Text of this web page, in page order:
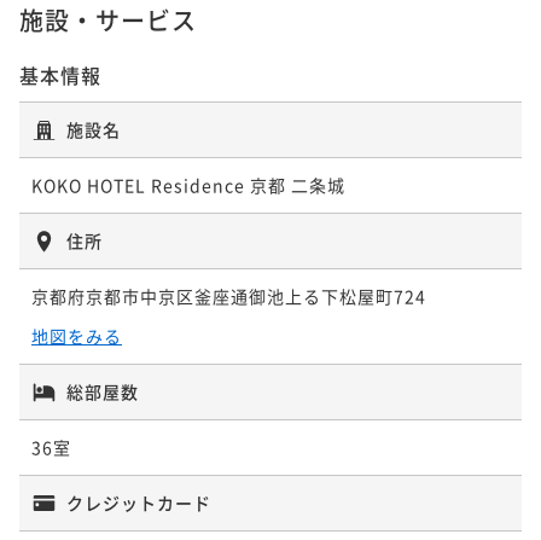
スイートルーム（和洋室/二段ベッド付）
65平米 禁煙 無料Wi-Fi
フォース
¥ 44,188 ~
デラックスルーム（二段ベッド付） 40.5㎡
40平米 禁煙
¥45,280~
ベッド付） 上階層 57.3㎡
施設・サービス
基本情報
施設名
KOKO HOTEL Residence 京都 二条城
住所
京都府京都市中京区釜座通御池上る下松屋町724
地図をみる
総部屋数
36室
クレジットカード